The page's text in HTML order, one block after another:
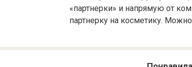
«партнерки» и напрямую от
партнерку на косметику.